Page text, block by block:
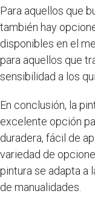
Para aquellos que
también hay
disponibles en el
para aquellos que
sensibilidad a los
En conclusión, la
excelente opción
duradera, fácil de
variedad de
pintura se adapta a
de manualidades.